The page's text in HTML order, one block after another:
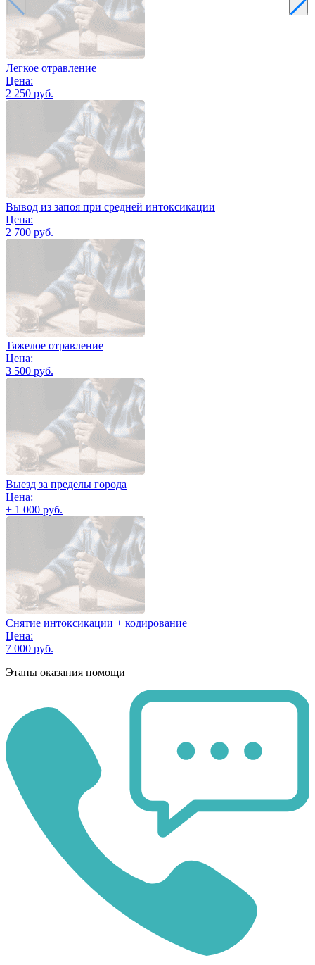
Легкое отравление
Цена:
2 250 руб.
Вывод из запоя при средней интоксикации
Цена:
2 700 руб.
Тяжелое отравление
Цена:
3 500 руб.
Выезд за пределы города
Цена:
+ 1 000 руб.
Снятие интоксикации + кодирование
Цена:
7 000 руб.
Этапы оказания помощи